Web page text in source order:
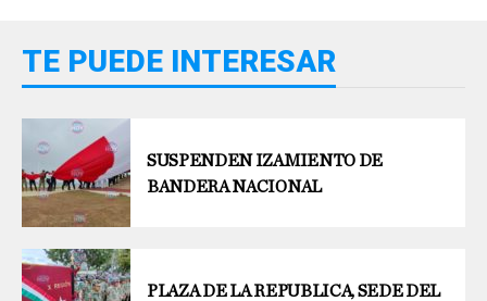
TE PUEDE INTERESAR
SUSPENDEN IZAMIENTO DE
BANDERA NACIONAL
PLAZA DE LA REPUBLICA, SEDE DEL